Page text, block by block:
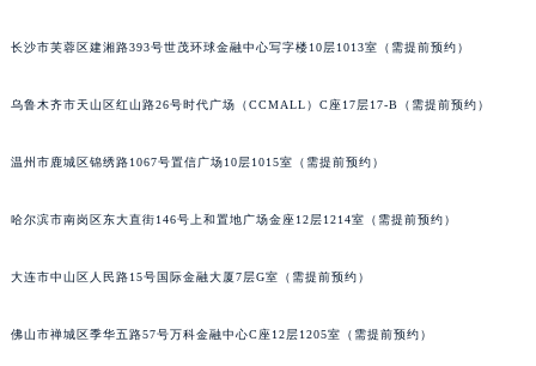
长沙市芙蓉区建湘路393号世茂环球金融中心写字楼10层1013室（需提前预约）
乌鲁木齐市天山区红山路26号时代广场（CCMALL）C座17层17-B（需提前预约）
温州市鹿城区锦绣路1067号置信广场10层1015室（需提前预约）
哈尔滨市南岗区东大直街146号上和置地广场金座12层1214室（需提前预约）
大连市中山区人民路15号国际金融大厦7层G室（需提前预约）
佛山市禅城区季华五路57号万科金融中心C座12层1205室（需提前预约）